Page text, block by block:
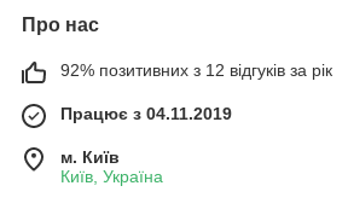
Про нас
92% позитивних з 12 відгуків за рік
Працює з 04.11.2019
м. Київ
Київ, Україна